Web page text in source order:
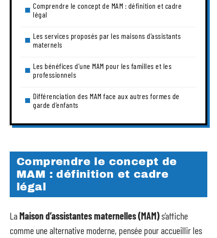
Comprendre le concept de MAM : définition et cadre
légal
Les services proposés par les maisons d’assistants
maternels
Les bénéfices d’une MAM pour les familles et les
professionnels
Différenciation des MAM face aux autres formes de
garde d’enfants
Comprendre le concept de
MAM : définition et cadre
légal
LaMaison d’assistantes maternelles (MAM)s’affiche
comme une alternative moderne, pensée pour accueillir les